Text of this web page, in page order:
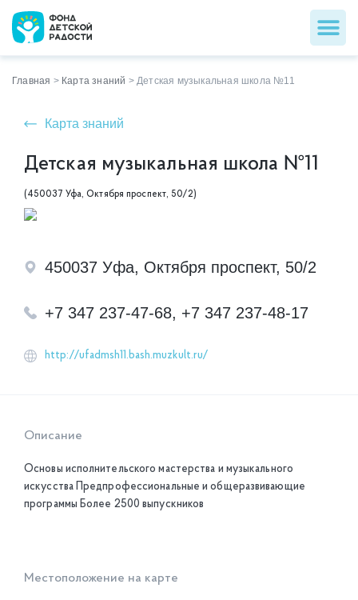
Главная > Карта знаний >Детская музыкальная школа №11
Карта знаний
Детская музыкальная школа №11
(450037 Уфа, Октября проспект, 50/2)
450037 Уфа, Октября проспект, 50/2
+7 347 237-47-68, +7 347 237-48-17
http://ufadmsh11.bash.muzkult.ru/
Описание
Основы исполнительского мастерства и музыкального
искусства Предпрофессиональные и общеразвивающие
программы Более 2500 выпускников
Местоположение на карте